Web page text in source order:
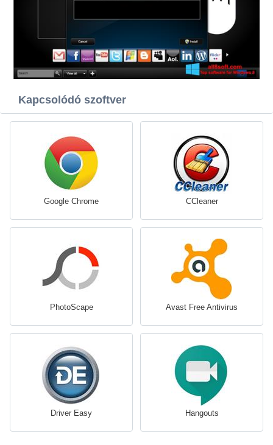
Kapcsolódó szoftver
Google Chrome CCleaner
PhotoScape Avast Free Antivirus
Driver Easy Hangouts